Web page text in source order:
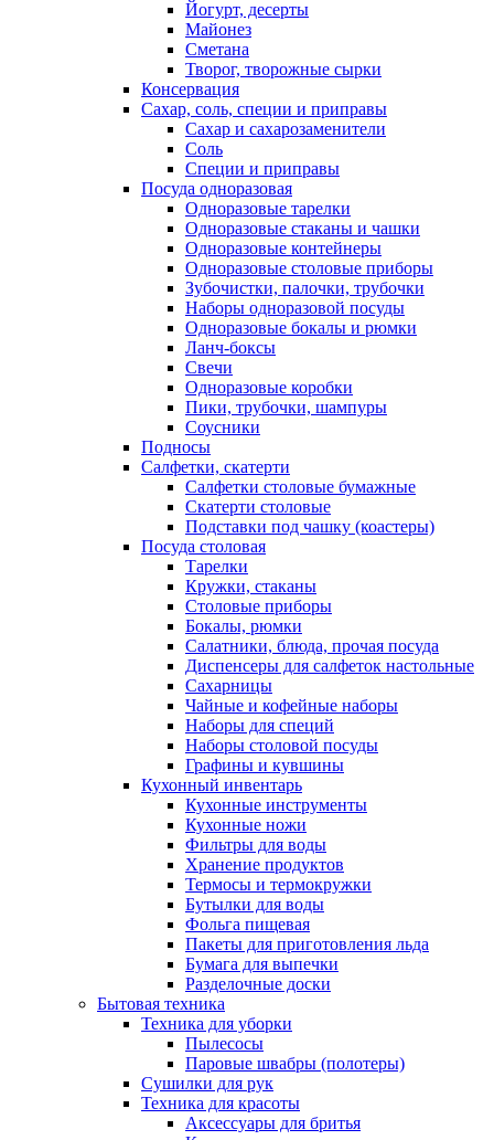
Йогурт, десерты
Майонез
Сметана
Творог, творожные сырки
Консервация
Сахар, соль, специи и приправы
Сахар и сахарозаменители
Соль
Специи и приправы
Посуда одноразовая
Одноразовые тарелки
Одноразовые стаканы и чашки
Одноразовые контейнеры
Одноразовые столовые приборы
Зубочистки, палочки, трубочки
Наборы одноразовой посуды
Одноразовые бокалы и рюмки
Ланч-боксы
Свечи
Одноразовые коробки
Пики, трубочки, шампуры
Соусники
Подносы
Салфетки, скатерти
Салфетки столовые бумажные
Скатерти столовые
Подставки под чашку (коастеры)
Посуда столовая
Тарелки
Кружки, стаканы
Столовые приборы
Бокалы, рюмки
Салатники, блюда, прочая посуда
Диспенсеры для салфеток настольные
Сахарницы
Чайные и кофейные наборы
Наборы для специй
Наборы столовой посуды
Графины и кувшины
Кухонный инвентарь
Кухонные инструменты
Кухонные ножи
Фильтры для воды
Хранение продуктов
Термосы и термокружки
Бутылки для воды
Фольга пищевая
Пакеты для приготовления льда
Бумага для выпечки
Разделочные доски
Бытовая техника
Техника для уборки
Пылесосы
Паровые швабры (полотеры)
Сушилки для рук
Техника для красоты
Аксессуары для бритья